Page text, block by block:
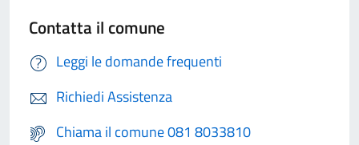
Contatta il comune
Leggi le domande frequenti
Richiedi Assistenza
Chiama il comune 081 8033810